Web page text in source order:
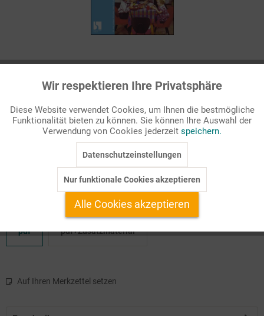
Nach 1945
Zeitgeist, Alltagsleben und Gesellschaft
Wiederaufbau, "Wirtschaftswunder", "Wohlstand für alle" - den im
"wiedervereinigten" Deutschland geborenen Teenagern dürfte die
Welt der 50er- ...
Verfügbare Produktformate:
pdf pdf+Zusatzmaterial
Auf Ihren Merkzettel setzen
Funktionale Aktiv
Marketing Inaktiv
Inaktiv
Wir respektieren Ihre Privatsphäre
Diese Website verwendet Cookies, um Ihnen die bestmögliche
Funktionalität bieten zu können. Sie können Ihre Auswahl der
Verwendung von Cookies jederzeit speichern.
Datenschutzeinstellungen
Nur funktionale Cookies akzeptieren
Alle Cookies akzeptieren